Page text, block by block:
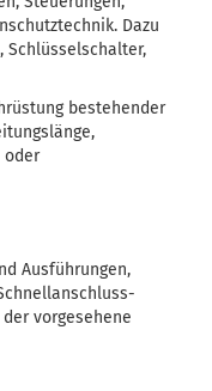
Dazu
Schlüsselschalter,
bestehender
oder
Ausführungen,
vorgesehene